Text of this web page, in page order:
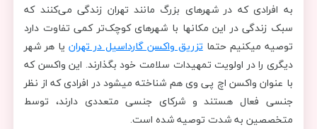
به افرادی که در شهرهای بزرگ مانند تهران زندگی می‌کنند که
سبک زندگی در این مکانها با شهرهای کوچک‌تر کمی تفاوت دارد
توصیه میکنیم حتماتزریق واکسن گارداسیل در تهرانیا هر شهر
دیگری را در اولویت تمهیدات سلامت خود بگذارند. این واکسن که
با عنوان واکسن اچ پی وی هم شناخته میشود در افرادی که از نظر
جنسی فعال هستند و شرکای جنسی متعددی دارند، توسط
متخصصین به شدت توصیه شده است.